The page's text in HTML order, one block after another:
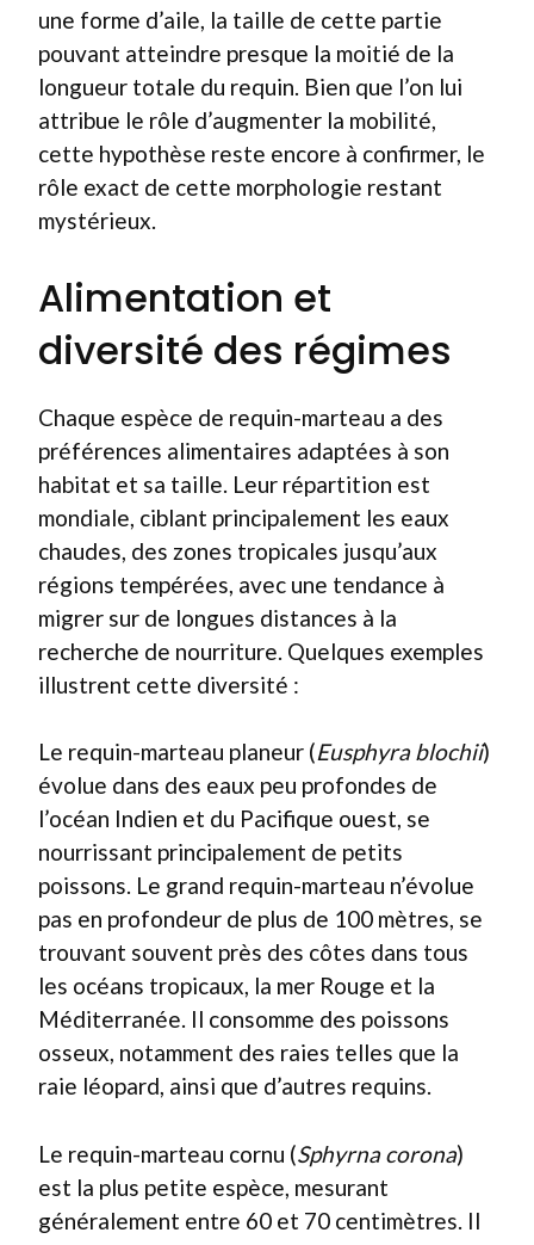
une forme d’aile, la taille de cette partie
pouvant atteindre presque la moitié de la
longueur totale du requin. Bien que l’on lui
attribue le rôle d’augmenter la mobilité,
cette hypothèse reste encore à confirmer, le
rôle exact de cette morphologie restant
mystérieux.
Alimentation et
diversité des régimes
Chaque espèce de requin-marteau a des
préférences alimentaires adaptées à son
habitat et sa taille. Leur répartition est
mondiale, ciblant principalement les eaux
chaudes, des zones tropicales jusqu’aux
régions tempérées, avec une tendance à
migrer sur de longues distances à la
recherche de nourriture. Quelques exemples
illustrent cette diversité :
Le requin-marteau planeur (Eusphyra blochii)
évolue dans des eaux peu profondes de
l’océan Indien et du Pacifique ouest, se
nourrissant principalement de petits
poissons. Le grand requin-marteau n’évolue
pas en profondeur de plus de 100 mètres, se
trouvant souvent près des côtes dans tous
les océans tropicaux, la mer Rouge et la
Méditerranée. Il consomme des poissons
osseux, notamment des raies telles que la
raie léopard, ainsi que d’autres requins.
Le requin-marteau cornu (Sphyrna corona)
est la plus petite espèce, mesurant
généralement entre 60 et 70 centimètres. Il